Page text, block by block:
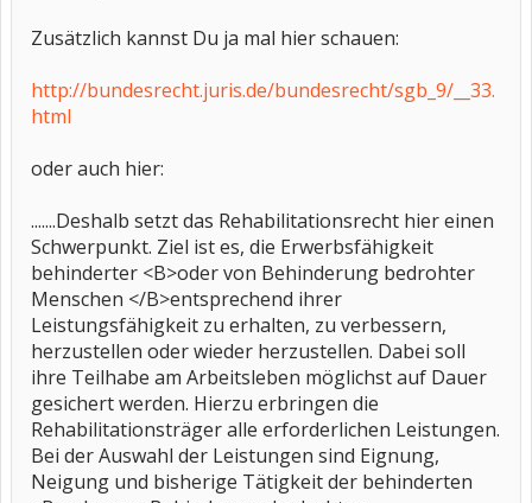
Zusätzlich kannst Du ja mal hier schauen:
http://bundesrecht.juris.de/bundesrecht/sgb_9/__33.
html
oder auch hier:
.......Deshalb setzt das Rehabilitationsrecht hier einen
Schwerpunkt. Ziel ist es, die Erwerbsfähigkeit
behinderter <B>oder von Behinderung bedrohter
Menschen </B>entsprechend ihrer
Leistungsfähigkeit zu erhalten, zu verbessern,
herzustellen oder wieder herzustellen. Dabei soll
ihre Teilhabe am Arbeitsleben möglichst auf Dauer
gesichert werden. Hierzu erbringen die
Rehabilitationsträger alle erforderlichen Leistungen.
Bei der Auswahl der Leistungen sind Eignung,
Neigung und bisherige Tätigkeit der behinderten